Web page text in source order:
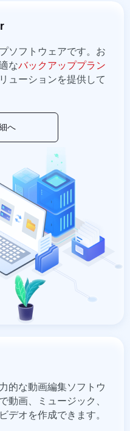
ソフトウェアです。お
なバックアッププラン
ューションを提供して
へ
的な動画編集ソフトウ
動画、ミュージック、
デオを作成できます。